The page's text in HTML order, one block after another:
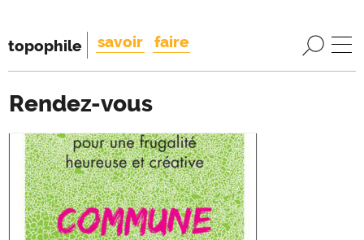
topophile savoir faire
Rendez-vous